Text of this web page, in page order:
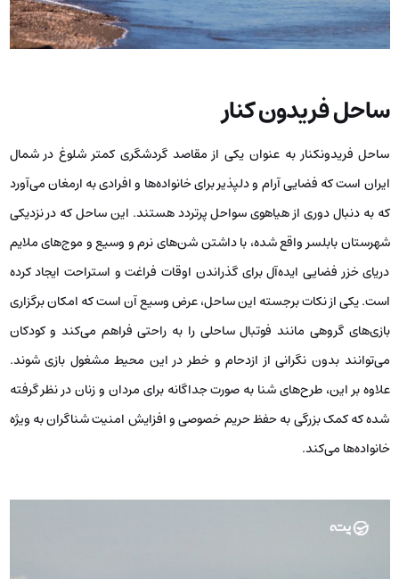
ساحل فریدون کنار
ساحل فریدونکنار به عنوان یکی از مقاصد گردشگری کمتر شلوغ در شمال
ایران است که فضایی آرام و دلپذیر برای خانواده‌ها و افرادی به ارمغان می‌آورد
که به دنبال دوری از هیاهوی سواحل پرتردد هستند. این ساحل که در نزدیکی
شهرستان بابلسر واقع شده، با داشتن شن‌های نرم و وسیع و موج‌های ملایم
دریای خزر فضایی ایده‌آل برای گذراندن اوقات فراغت و استراحت ایجاد کرده
است. یکی از نکات برجسته این ساحل، عرض وسیع آن است که امکان برگزاری
بازی‌های گروهی مانند فوتبال ساحلی را به راحتی فراهم می‌کند و کودکان
می‌توانند بدون نگرانی از ازدحام و خطر در این محیط مشغول بازی شوند.
علاوه بر این، طرح‌های شنا به صورت جداگانه برای مردان و زنان در نظر گرفته
شده که کمک بزرگی به حفظ حریم خصوصی و افزایش امنیت شناگران به ویژه
خانواده‌ها می‌کند.